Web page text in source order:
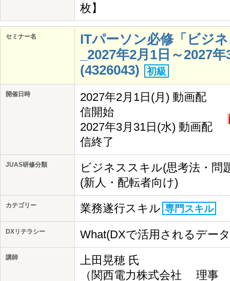
枚】
セミナー名
ITパーソン必修「ビジ
_2027年2月1日～2027
(4326043)
初級
開催日時
2027年2月1日(月) 動画配
信開始
2027年3月31日(水) 動画配
信終了
JUAS研修分類
ビジネススキル(思考法・問
(新人・配転者向け)
カテゴリー 業務遂行スキル 専門スキル
DXリテラシー What(DXで活用されるデー
講師
上田晃穂 氏
（関西電力株式会社 理事